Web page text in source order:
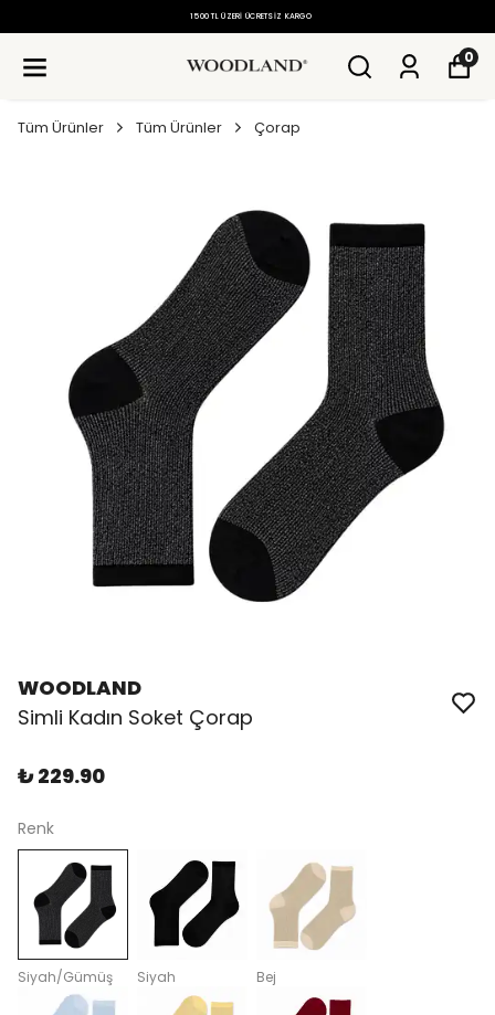
1500 TL ÜZERI ÜCRETSIZ KARGO
0
Tüm Ürünler Tüm Ürünler Çorap
WOODLAND
Simli Kadın Soket Çorap
₺ 229.90
Renk
Siyah/Gümüş Siyah Bej